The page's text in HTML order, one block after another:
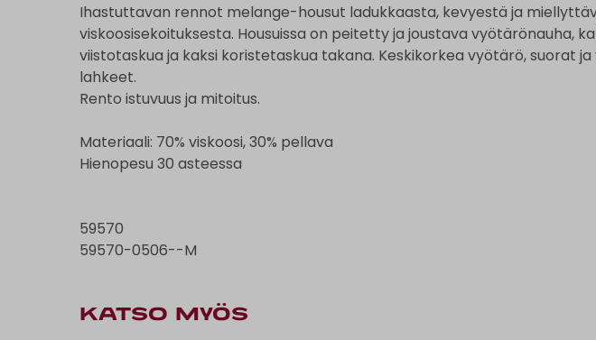
Ihastuttavan rennot melange-housut ladukkaasta, kevyestä ja
viskoosisekoituksesta. Housuissa on peitetty ja joustava vyötärönauha,
viistotaskua ja kaksi koristetaskua takana. Keskikorkea vyötärö, suorat ja
lahkeet.
Rento istuvuus ja mitoitus.
Materiaali: 70% viskoosi, 30% pellava
Hienopesu 30 asteessa
59570
59570-0506--M
KATSO MYÖS